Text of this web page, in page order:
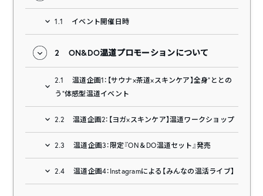
1.1 イベント開催日時
2 ON&DO温道プロモーションについて
2.1
温道企画1：【サウナ×茶道×スキンケア】全身“ととの
う”体感型温道イベント
2.2 温道企画2：【ヨガ×スキンケア】温道ワークショップ
2.3 温道企画3：限定『ON＆DO温道セット』発売
2.4 温道企画4：Instagramによる【みんなの温活ライブ】